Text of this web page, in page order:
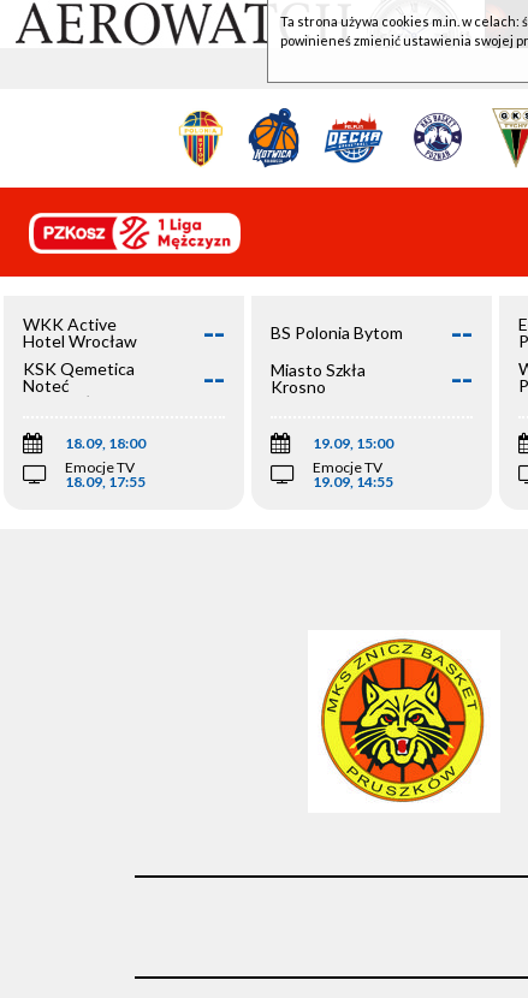
WKK Active
Hotel Wrocław
--
KSK Qemetica
Noteć
Inowrocław
--
18.09, 18:00
Emocje TV
18.09, 17:55
BS Polonia Bytom --
Miasto Szkła
Krosno
--
19.09, 15:00
Emocje TV
19.09, 14:55
Ta strona używa cookies m.in. w
powinieneś zmienić ustawienia swojej